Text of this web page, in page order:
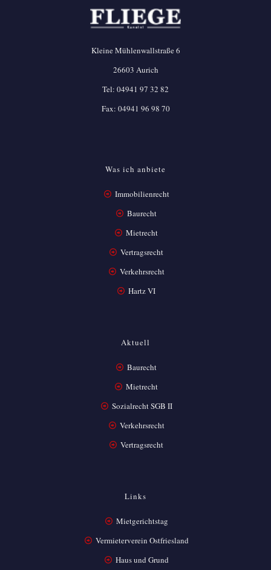
Kleine Mühlenwallstraße 6
26603 Aurich
Tel: 04941 97 32 82
Fax: 04941 96 98 70
Was ich anbiete
Immobilienrecht
Baurecht
Mietrecht
Vertragsrecht
Verkehrsrecht
Hartz VI
Aktuell
Baurecht
Mietrecht
Sozialrecht SGB II
Verkehrsrecht
Vertragsrecht
Links
Mietgerichtstag
Vermieterverein Ostfriesland
Haus und Grund